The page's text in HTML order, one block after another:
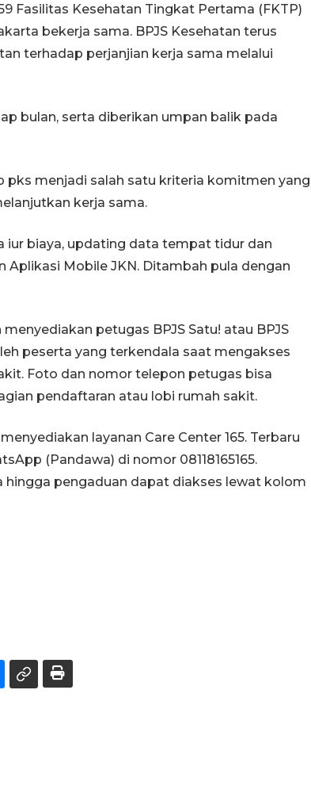
Fasilitas Kesehatan Tingkat Pertama (FKTP)
bekerja sama. BPJS Kesehatan terus
terhadap perjanjian kerja sama melalui
bulan, serta diberikan umpan balik pada
pks menjadi salah satu kriteria komitmen yang
kerja sama.
biaya, updating data tempat tidur dan
Mobile JKN. Ditambah pula dengan
petugas BPJS Satu! atau BPJS
peserta yang terkendala saat mengakses
Foto dan nomor telepon petugas bisa
pendaftaran atau lobi rumah sakit.
layanan Care Center 165. Terbaru
(Pandawa) di nomor 08118165165.
hingga pengaduan dapat diakses lewat kolom